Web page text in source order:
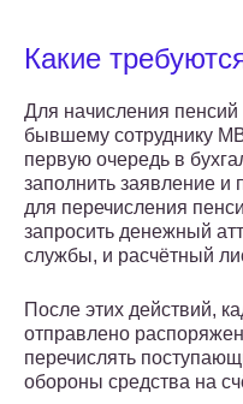
Какие
Для начисления пенсий
бывшему сотруднику
первую очередь в
заполнить заявление и
для перечисления
запросить денежный
службы, и расчётный
После этих действий,
отправлено
перечислять
обороны средства на